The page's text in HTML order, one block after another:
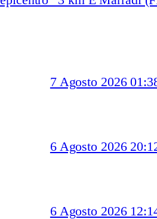
7 Agosto 2026
6 Agosto 2026
6 Agosto 2026